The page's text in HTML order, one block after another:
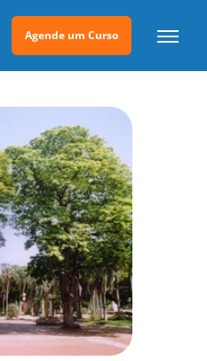
Agende um Curso